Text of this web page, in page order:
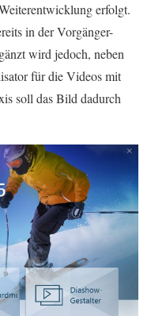
erfolgt.
in der Vorgänger-
wird jedoch, neben
für die Videos mit
soll das Bild dadurch